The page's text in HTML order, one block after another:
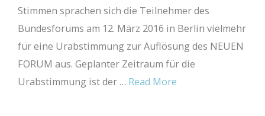
Stimmen sprachen sich die Teilnehmer des
Bundesforums am 12. März 2016 in Berlin vielmehr
für eine Urabstimmung zur Auflösung des NEUEN
FORUM aus. Geplanter Zeitraum für die
Urabstimmung ist der … Read More